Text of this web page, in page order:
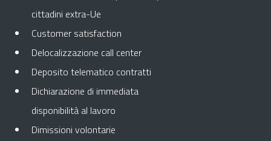
cittadini extra-Ue
Customer satisfaction
Delocalizzazione call center
Deposito telematico contratti
Dichiarazione di immediata
disponibilità al lavoro
Dimissioni volontarie